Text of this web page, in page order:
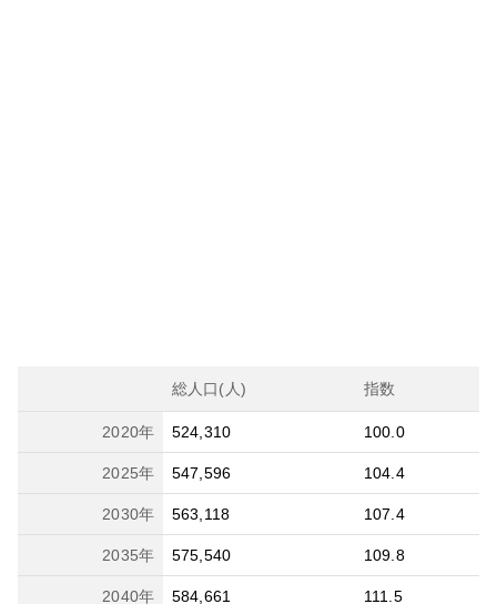
総人口(人) 指数
2020年 524,310 100.0
2025年 547,596 104.4
2030年 563,118 107.4
2035年 575,540 109.8
2040年 584,661 111.5